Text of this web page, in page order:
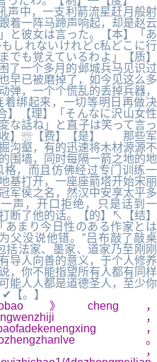
声中，一支利箭流星赶月般射
着一阵马蹄声响起，却是赵云
と彼女は言った。【本】「あ
しれないけれどc私どこに行
でも覚えているわよ」【质】
一个多月的邺城兵马见识过
早已被磨掉了，如今见这么多
弹，一个个慌乱的丢掉兵器，
绑起来，一切等明日再做决
【理】「そんなに沢山女性
な話ね」と直子は笑って言っ
收】☏【费】【是】 那些军
沟壑，有的迅速将木材源源不
围墙，同时每隔一箭之地的地
，而且仿佛经过专门训练一
基打开，一座座箭塔开始宋丽
侯之名，然汉中安享太平多
声，开口拒绝，只是话到一
断了他的话。【的】↖【结】
あまり今日性のある作家とは
没说他错。”吕布敲了敲桌
括法家、墨家、道家乃至刚刚
导人向善的意义，于个人修养
，你不能指望所有人都有同样
能人人都是道德圣人，至少你
【。】
》cheng，
，
，
。
，